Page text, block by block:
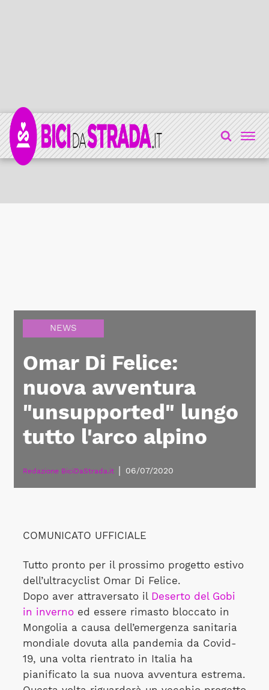
NEWS
Omar Di Felice:
nuova avventura
"unsupported" lungo
tutto l'arco alpino
Redazione BiciDaStrada.it 06/07/2020
COMUNICATO UFFICIALE
Tutto pronto per il prossimo progetto estivo
dell’ultracyclist Omar Di Felice.
Dopo aver attraversato il Deserto del Gobi
in invernoed essere rimasto bloccato in
Mongolia a causa dell’emergenza sanitaria
mondiale dovuta alla pandemia da Covid-
19, una volta rientrato in Italia ha
pianificato la sua nuova avventura estrema.